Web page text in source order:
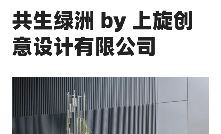
共生绿洲 by 上旋创
意设计有限公司